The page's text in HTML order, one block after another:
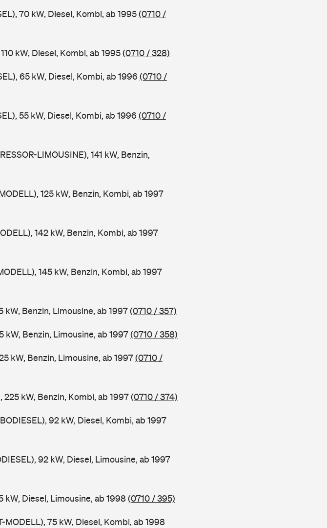
70 kW, Diesel, Kombi, ab 1995(0710 /
kW, Diesel, Kombi, ab 1995(0710 / 328)
65 kW, Diesel, Kombi, ab 1996 (0710 /
55 kW, Diesel, Kombi, ab 1996 (0710 /
LIMOUSINE), 141 kW, Benzin,
125 kW, Benzin, Kombi, ab 1997
142 kW, Benzin, Kombi, ab 1997
145 kW, Benzin, Kombi, ab 1997
kW, Benzin, Limousine, ab 1997(0710 / 357)
kW, Benzin, Limousine, ab 1997(0710 / 358)
kW, Benzin, Limousine, ab 1997(0710 /
kW, Benzin, Kombi, ab 1997(0710 / 374)
92 kW, Diesel, Kombi, ab 1997
92 kW, Diesel, Limousine, ab 1997
kW, Diesel, Limousine, ab 1998(0710 / 395)
75 kW, Diesel, Kombi, ab 1998